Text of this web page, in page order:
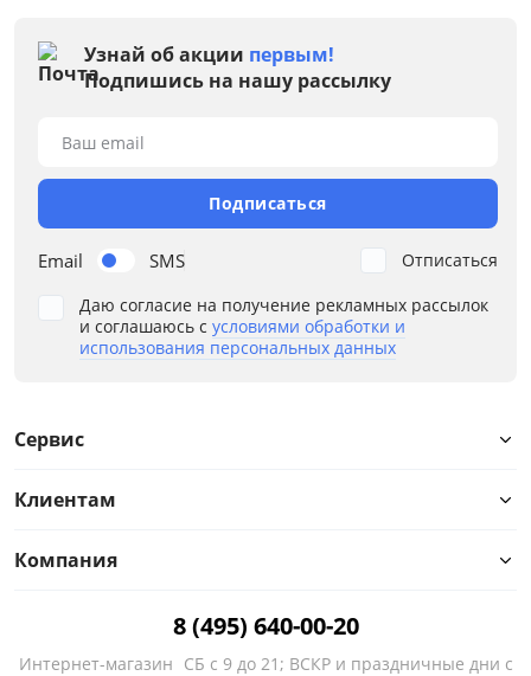
Механизм трансформации
Жесткость
Конфигурация
Наполнение
Ортопедическое основание
Подлокотники
Расположение угла
Стиль
Узнай об акции первым!
Подпишись на нашу рассылку
Email SMS
Ваш email
Подписаться
Даю согласие на получение рекламных рассылок
и соглашаюсь с условиями обработки и
использования персональных данных
Отписаться
Сервис
Клиентам
Компания
8 (495) 640-00-20
Интернет-магазин СБ с 9 до 21; ВСКР и праздничные дни с